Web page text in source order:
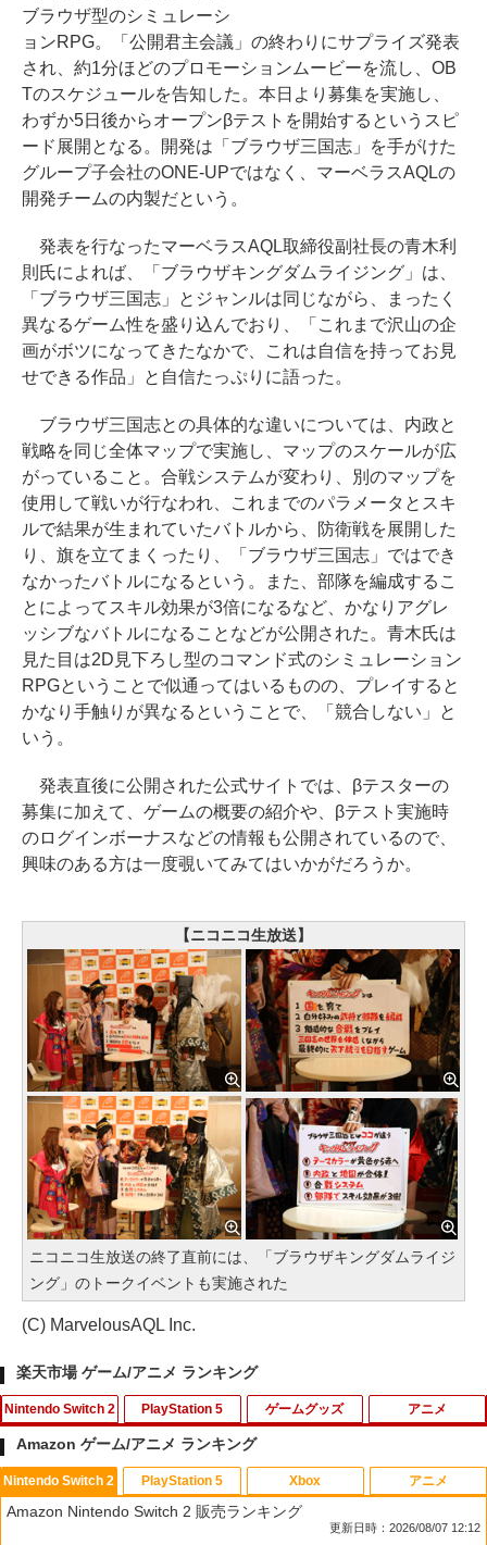
ブラウザ型のシミュレーシ
ョンRPG。「公開君主会議」の終わりにサプライズ発表
され、約1分ほどのプロモーションムービーを流し、OB
Tのスケジュールを告知した。本日より募集を実施し、
わずか5日後からオープンβテストを開始するというスピ
ード展開となる。開発は「ブラウザ三国志」を手がけた
グループ子会社のONE-UPではなく、マーベラスAQLの
開発チームの内製だという。
発表を行なったマーベラスAQL取締役副社長の青木利
則氏によれば、「ブラウザキングダムライジング」は、
「ブラウザ三国志」とジャンルは同じながら、まったく
異なるゲーム性を盛り込んでおり、「これまで沢山の企
画がボツになってきたなかで、これは自信を持ってお見
せできる作品」と自信たっぷりに語った。
ブラウザ三国志との具体的な違いについては、内政と
戦略を同じ全体マップで実施し、マップのスケールが広
がっていること。合戦システムが変わり、別のマップを
使用して戦いが行なわれ、これまでのパラメータとスキ
ルで結果が生まれていたバトルから、防衛戦を展開した
り、旗を立てまくったり、「ブラウザ三国志」ではでき
なかったバトルになるという。また、部隊を編成するこ
とによってスキル効果が3倍になるなど、かなりアグレ
ッシブなバトルになることなどが公開された。青木氏は
見た目は2D見下ろし型のコマンド式のシミュレーション
RPGということで似通ってはいるものの、プレイすると
かなり手触りが異なるということで、「競合しない」と
いう。
発表直後に公開された公式サイトでは、βテスターの
募集に加えて、ゲームの概要の紹介や、βテスト実施時
のログインボーナスなどの情報も公開されているので、
興味のある方は一度覗いてみてはいかがだろうか。
【ニコニコ生放送】
ニコニコ生放送の終了直前には、「ブラウザキングダムライジ
ング」のトークイベントも実施された
(C) MarvelousAQL Inc.
楽天市場 ゲーム/アニメ ランキング
Nintendo Switch 2
1
【当店独自で＋P10倍★要エントリー】
【新品】【お取り寄せ】[ACC][Switch2]
ぬいポーチ for Nintendo Swich 2(ニン
PlayStation 5
1
PS5 スティックカバー コントローラー
交換用 スティックキャップ PS4 コント
ローラー / PS5 コントローラー / PS5 コ
ゲームグッズ
1 【中古】トモダチコレクション
アニメ
1
【中古】【未使用品】ミラベルと魔法だ
らけの家 MovieNEX [DVDのみ]
Amazon ゲーム/アニメ ランキング
Nintendo Switch 2
Amazon Nintendo Switch 2 販売ランキング
更新日時：2026/08/07 12:12
PlayStation 5 Xbox アニメ